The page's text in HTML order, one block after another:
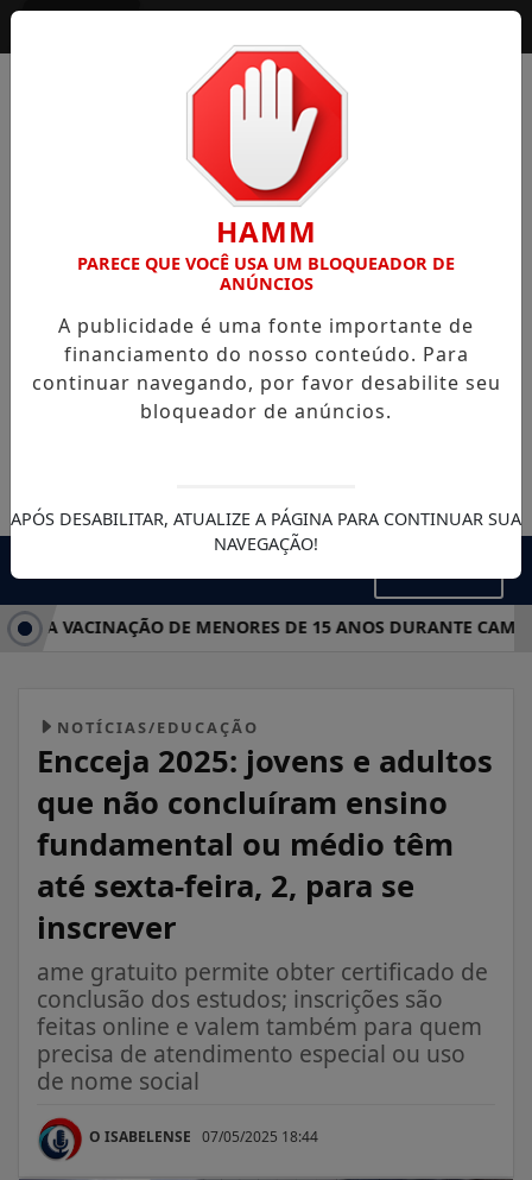
VACINAÇÃO DE MENORES DE 15 ANOS DURANTE
NOTÍCIAS/EDUCAÇÃO
Encceja 2025: jovens e adultos
que não concluíram ensino
fundamental ou médio têm
até sexta-feira, 2, para se
inscrever
ame gratuito permite obter certificado de
conclusão dos estudos; inscrições são
feitas online e valem também para quem
precisa de atendimento especial ou uso
de nome social
O ISABELENSE 07/05/2025 18:44
HAMM
PARECE QUE VOCÊ USA UM BLOQUEADOR DE
ANÚNCIOS
A publicidade é uma fonte importante de
financiamento do nosso conteúdo. Para
continuar navegando, por favor desabilite seu
bloqueador de anúncios.
APÓS DESABILITAR, ATUALIZE A PÁGINA PARA CONTINUAR SUA
NAVEGAÇÃO!